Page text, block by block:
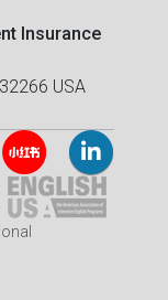
Insurance
USA